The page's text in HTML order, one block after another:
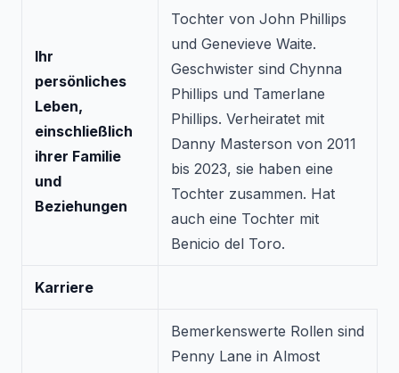
Ihr
persönliches
Leben,
einschließlich
ihrer Familie
und
Beziehungen
Tochter von John Phillips
und Genevieve Waite.
Geschwister sind Chynna
Phillips und Tamerlane
Phillips. Verheiratet mit
Danny Masterson von 2011
bis 2023, sie haben eine
Tochter zusammen. Hat
auch eine Tochter mit
Benicio del Toro.
Karriere
Bemerkenswerte Rollen sind
Penny Lane in Almost